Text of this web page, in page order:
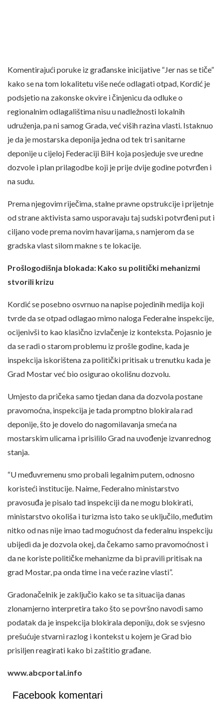
Komentirajući poruke iz građanske inicijative “Jer nas se tiče”
kako se na tom lokalitetu više neće odlagati otpad, Kordić je
podsjetio na zakonske okvire i činjenicu da odluke o
regionalnim odlagalištima nisu u nadležnosti lokalnih
udruženja, pa ni samog Grada, već viših razina vlasti. Istaknuo
je da je mostarska deponija jedna od tek tri sanitarne
deponije u cijeloj Federaciji BiH koja posjeduje sve uredne
dozvole i plan prilagodbe koji je prije dvije godine potvrđen i
na sudu.
Prema njegovim riječima, stalne pravne opstrukcije i prijetnje
od strane aktivista samo usporavaju taj sudski potvrđeni put i
ciljano vode prema novim havarijama, s namjerom da se
gradska vlast silom makne s te lokacije.
Prošlogodišnja blokada: Kako su politički mehanizmi
stvorili krizu
Kordić se posebno osvrnuo na napise pojedinih medija koji
tvrde da se otpad odlagao mimo naloga Federalne inspekcije,
ocijenivši to kao klasično izvlačenje iz konteksta. Pojasnio je
da se radi o starom problemu iz prošle godine, kada je
inspekcija iskorištena za politički pritisak u trenutku kada je
Grad Mostar već bio osigurao okolišnu dozvolu.
Umjesto da pričeka samo tjedan dana da dozvola postane
pravomoćna, inspekcija je tada promptno blokirala rad
deponije, što je dovelo do nagomilavanja smeća na
mostarskim ulicama i prisililo Grad na uvođenje izvanrednog
stanja.
“U međuvremenu smo probali legalnim putem, odnosno
koristeći institucije. Naime, Federalno ministarstvo
pravosuđa je pisalo tad inspekciji da ne mogu blokirati,
ministarstvo okoliša i turizma isto tako se uključilo, međutim
nitko od nas nije imao tad mogućnost da federalnu inspekciju
ubijedi da je dozvola okej, da čekamo samo pravomoćnost i
da ne koriste političke mehanizme da bi pravili pritisak na
grad Mostar, pa onda time i na veće razine vlasti”.
Gradonačelnik je zaključio kako se ta situacija danas
zlonamjerno interpretira tako što se površno navodi samo
podatak da je inspekcija blokirala deponiju, dok se svjesno
prešućuje stvarni razlog i kontekst u kojem je Grad bio
prisiljen reagirati kako bi zaštitio građane.
www.abcportal.info
Facebook komentari